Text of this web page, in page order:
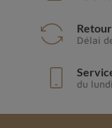
Délai
du